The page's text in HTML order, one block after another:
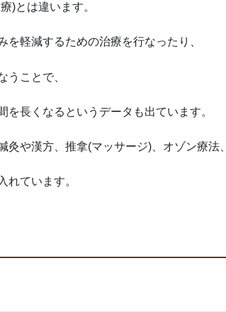
)とは違います。
軽減するための治療を行なったり、
うことで、
長くなるというデータも出ています。
や漢方、推拿(マッサージ)、オゾン療法、
れています。